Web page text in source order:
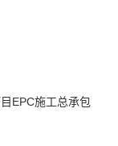
EPC施工总承包